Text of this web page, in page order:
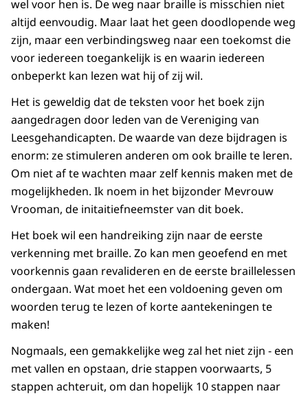
wel voor hen is. De weg naar braille is misschien niet
altijd eenvoudig. Maar laat het geen doodlopende weg
zijn, maar een verbindingsweg naar een toekomst die
voor iedereen toegankelijk is en waarin iedereen
onbeperkt kan lezen wat hij of zij wil.
Het is geweldig dat de teksten voor het boek zijn
aangedragen door leden van de Vereniging van
Leesgehandicapten. De waarde van deze bijdragen is
enorm: ze stimuleren anderen om ook braille te leren.
Om niet af te wachten maar zelf kennis maken met de
mogelijkheden. Ik noem in het bijzonder Mevrouw
Vrooman, de initaitiefneemster van dit boek.
Het boek wil een handreiking zijn naar de eerste
verkenning met braille. Zo kan men geoefend en met
voorkennis gaan revalideren en de eerste braillelessen
ondergaan. Wat moet het een voldoening geven om
woorden terug te lezen of korte aantekeningen te
maken!
Nogmaals, een gemakkelijke weg zal het niet zijn - een
met vallen en opstaan, drie stappen voorwaarts, 5
stappen achteruit, om dan hopelijk 10 stappen naar